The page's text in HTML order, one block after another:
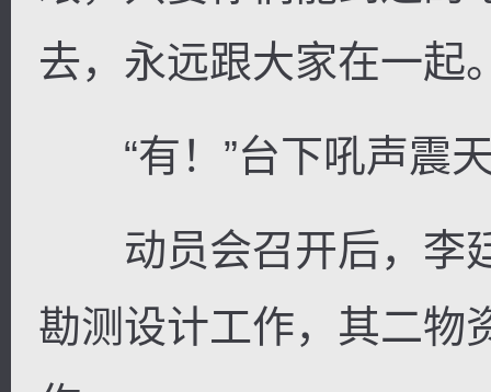
去，永远跟大家在一起
“有！”台下吼声震天
动员会召开后，李
勘测设计工作，其二物